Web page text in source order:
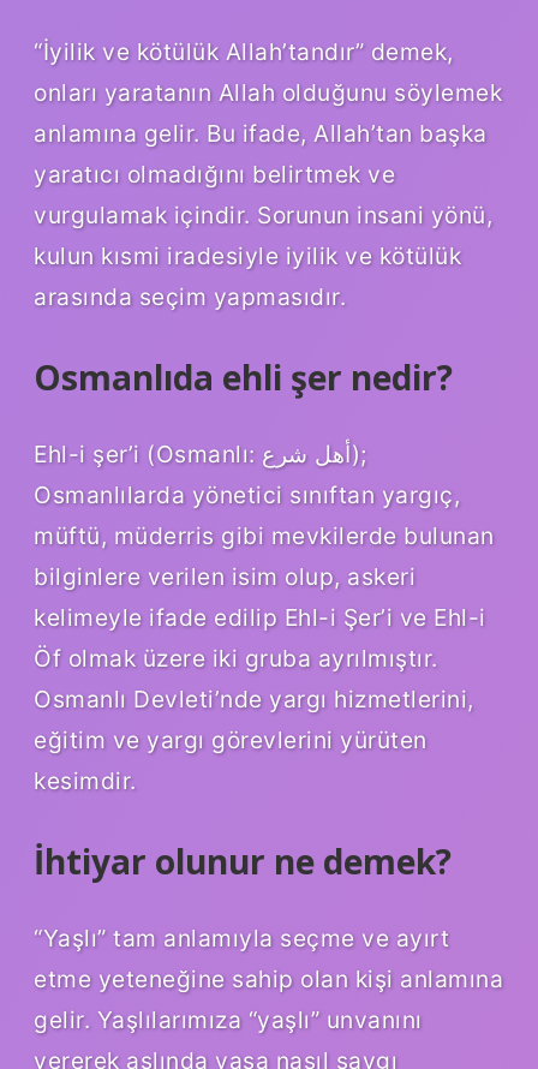
“İyilik ve kötülük Allah’tandır” demek,
onları yaratanın Allah olduğunu söylemek
anlamına gelir. Bu ifade, Allah’tan başka
yaratıcı olmadığını belirtmek ve
vurgulamak içindir. Sorunun insani yönü,
kulun kısmi iradesiyle iyilik ve kötülük
arasında seçim yapmasıdır.
Osmanlıda ehli şer nedir?
Ehl-i şer’i (Osmanlı: أهل شرع);
Osmanlılarda yönetici sınıftan yargıç,
müftü, müderris gibi mevkilerde bulunan
bilginlere verilen isim olup, askeri
kelimeyle ifade edilip Ehl-i Şer’i ve Ehl-i
Öf olmak üzere iki gruba ayrılmıştır.
Osmanlı Devleti’nde yargı hizmetlerini,
eğitim ve yargı görevlerini yürüten
kesimdir.
İhtiyar olunur ne demek?
“Yaşlı” tam anlamıyla seçme ve ayırt
etme yeteneğine sahip olan kişi anlamına
gelir. Yaşlılarımıza “yaşlı” unvanını
vererek aslında yaşa nasıl saygı